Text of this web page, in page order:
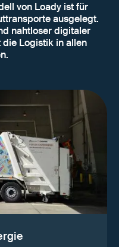
von Loady ist für
ausgelegt.
nahtloser digitaler
Logistik in allen